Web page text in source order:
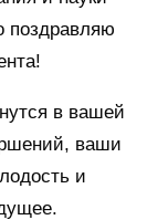
поздравляю
в вашей
ваши
и